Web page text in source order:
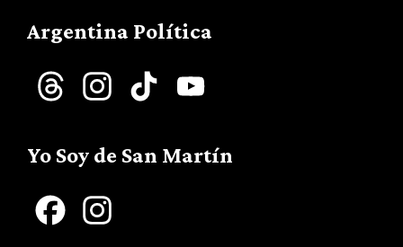
Argentina Política
Threads InstagramTikTok
Yo Soy de San Martín
Facebook